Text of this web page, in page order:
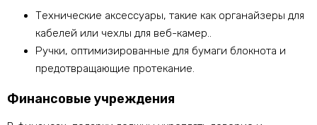
Технические аксессуары, такие как органайзеры для
кабелей или чехлы для веб-камер..
Ручки, оптимизированные для бумаги блокнота и
предотвращающие протекание.
Финансовые учреждения